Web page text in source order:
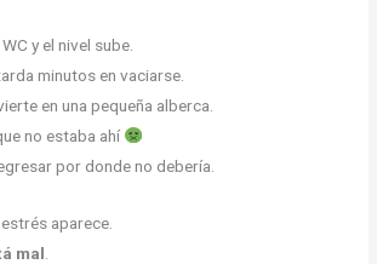
y el nivel sube.
minutos en vaciarse.
en una pequeña alberca.
no estaba ahí
por donde no debería.
aparece.
mal